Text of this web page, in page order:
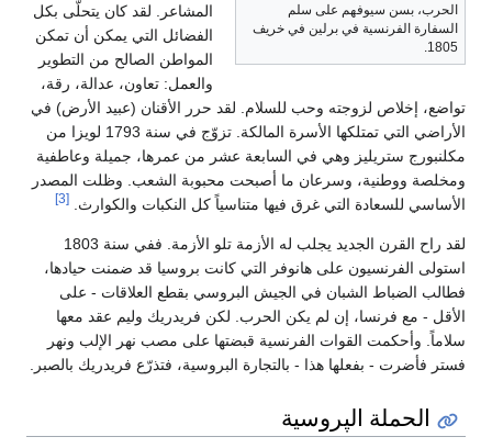
الحرب، بسن سيوفهم على سلم
السفارة الفرنسية في برلين في خريف
1805.
المشاعر. لقد كان يتحلَّى بكل
الفضائل التي يمكن أن تمكن
المواطن الصالح من التطوير
والعمل: تعاون، عدالة، رقة،
تواضع، إخلاص لزوجته وحب للسلام. لقد حرر الأقنان (عبيد الأرض) في
الأراضي التي تمتلكها الأسرة المالكة. تزوّج في سنة 1793 لويزا من
مكلنبورج ستريليز وهي في السابعة عشر من عمرها، جميلة وعاطفية
ومخلصة ووطنية، وسرعان ما أصبحت محبوبة الشعب. وظلت المصدر
الأساسي للسعادة التي غرق فيها متناسياً كل النكبات والكوارث.
[3]
لقد راح القرن الجديد يجلب له الأزمة تلو الأزمة. ففي سنة 1803
استولى الفرنسيون على هانوفر التي كانت بروسيا قد ضمنت حيادها،
فطالب الضباط الشبان في الجيش البروسي بقطع العلاقات - على
الأقل - مع فرنسا، إن لم يكن الحرب. لكن فريدريك وليم عقد معها
سلاماً. وأحكمت القوات الفرنسية قبضتها على مصب نهر الإلب ونهر
فستر فأضرت - بفعلها هذا - بالتجارة البروسية، فتذرّع فريدريك بالصبر.
الحملة الپروسية